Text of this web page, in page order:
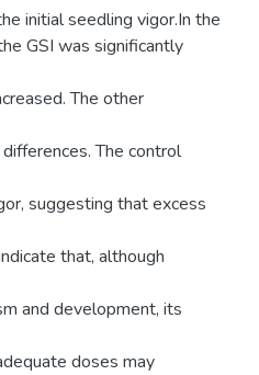
initial seedling vigor.In the
GSI was significantly
The other
The control
suggesting that excess
that, although
and development, its
doses may